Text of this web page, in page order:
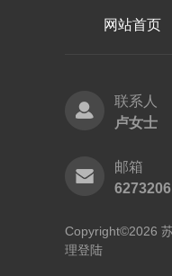
网站首页
联系人
卢女士
邮箱
Copyright©2026
理登陆